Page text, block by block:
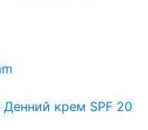
Денний крем SPF 20